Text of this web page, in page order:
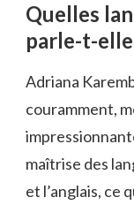
Quelles
parle-t-elle
Adriana
couramment,
maîtrise des
et l’anglais, ce